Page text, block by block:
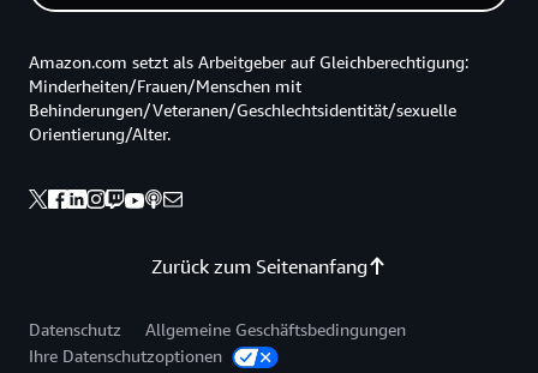
Zurück zum Seitenanfang
Amazon.com setzt als Arbeitgeber auf Gleichberechtigung:
Minderheiten/Frauen/Menschen mit
Behinderungen/Veteranen/Geschlechtsidentität/sexuelle
Orientierung/Alter.
Datenschutz
Allgemeine Geschäftsbedingungen
Ihre Datenschutzoptionen